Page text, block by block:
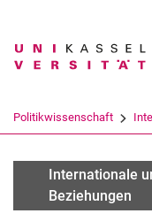
Suchbegriff
Politikwissenschaft
Prof. Dr. Hans-
Internationale
Beziehungen